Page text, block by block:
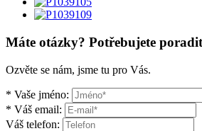
Máte otázky? Potřebujete
Ozvěte se nám, jsme tu pro Vás.
* Vaše jméno:
* Váš email:
Váš telefon: